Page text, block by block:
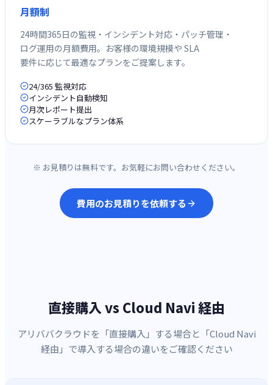
月額制
24時間365日の監視・インシデント対応・パッチ管理・
ログ運用の月額費用。お客様の環境規模や SLA
要件に応じて最適なプランをご提案します。
24/365 監視対応
インシデント自動検知
月次レポート提出
スケーラブルなプラン体系
※ お見積りは無料です。お気軽にお問い合わせください。
費用のお見積りを依頼する
直接購入 vs Cloud Navi 経由
アリババクラウドを「直接購入」する場合と「Cloud Navi
経由」で導入する場合の違いをご確認ください